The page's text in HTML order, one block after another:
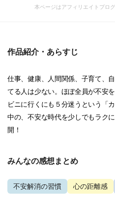
本ページはアフィリエイトプロ
作品紹介・あらすじ
仕事、健康、人間関係、子育て、
てる人は少ない。ほぼ全員が不安
ビニに行くにも５分迷うという「
中の、不安な時代を少しでもラク
開！
みんなの感想まとめ
不安解消の習慣 心の距離感